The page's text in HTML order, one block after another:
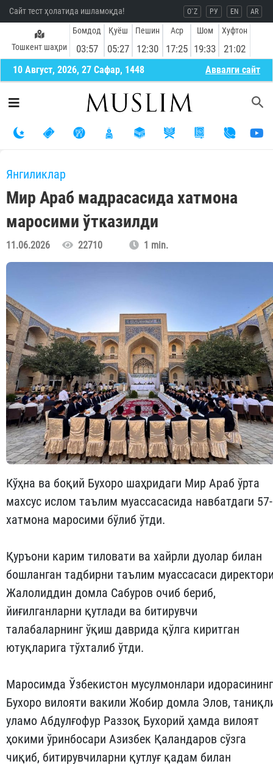
Сайт тест ҳолатида ишламоқда! O`Z РУ EN AR
Тошкент шаҳри
Бомдод
03:57
Қуёш
05:27
Пешин
12:30
Аср
17:25
Шом
19:33
Хуфтон
21:02
10 Август, 2026, 27 Сафар, 1448 Aввалги сайт
Янгиликлар
Мир Араб мадрасасида хатмона
маросими ўтказилди
11.06.2026 22710 1 min.
Кўҳна ва боқий Бухоро шаҳридаги Мир Араб ўрта
махсус ислом таълим муассасасида навбатдаги 57-
хатмона маросими бўлиб ўтди.
Қуръони карим тиловати ва хайрли дуолар билан
бошланган тадбирни таълим муассасаси
Жалолиддин домла Сабуров очиб бериб,
йиғилганларни қутлади ва битирувчи
талабаларнинг ўқиш даврида қўлга киритган
ютуқларига тўхталиб ўтди.
Маросимда Ўзбекистон мусулмонлари идорасининг
Бухоро вилояти вакили Жобир домла Элов,
уламо Абдулғофур Раззоқ Бухорий ҳамда вилоят
ҳокими ўринбосари Азизбек Қаландаров сўзга
чиқиб, битирувчиларни қутлуғ қадам билан